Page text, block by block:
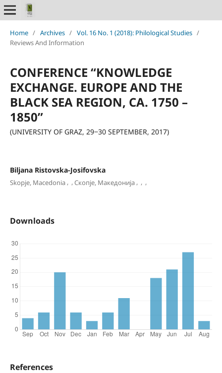
Home / Archives / Vol. 16 No. 1 (2018): Philological Studies /
Reviews And Information
CONFERENCE “KNOWLEDGE
EXCHANGE. EUROPE AND THE
BLACK SEA REGION, CA. 1750 –
1850”
(UNIVERSITY OF GRAZ, 29‒30 SEPTEMBER, 2017)
Biljana Ristovska-Josifovska
Skopje, Macedonia, ,Скопје, Македонија, , ,
Downloads
References